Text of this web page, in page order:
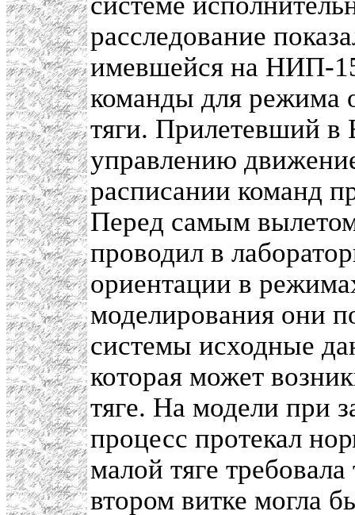
расследование
имевшейся на НИП-
команды для режима
тяги. Прилетевший в
управлению
расписании команд
Перед самым
проводил в
ориентации в
моделирования они
системы исходные
которая может
тяге. На модели при
процесс протекал
малой тяге
втором витке могла